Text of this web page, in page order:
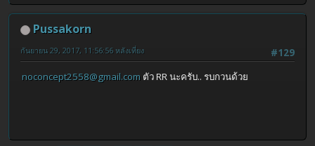
Pussakorn
#129
กันยายน 29, 2017, 11:56:56 หลังเที่ยง
noconcept2558@gmail.com ตัว RR นะครับ.. รบกวนด้วย